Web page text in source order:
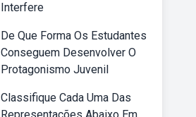
Interfere
De Que Forma Os Estudantes
Conseguem Desenvolver O
Protagonismo Juvenil
Classifique Cada Uma Das